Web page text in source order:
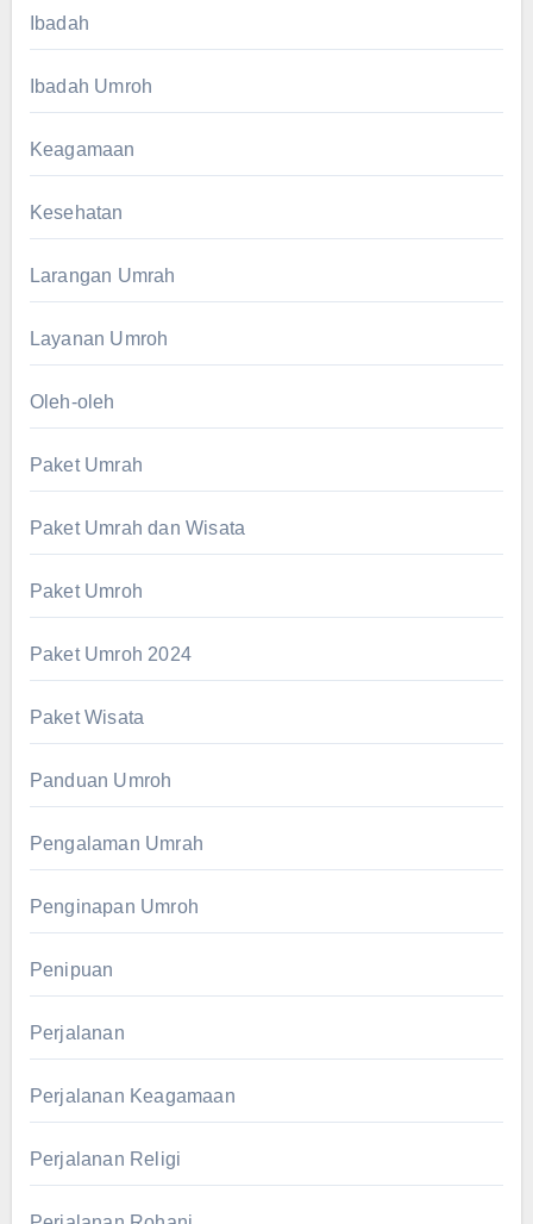
Ibadah
Ibadah Umroh
Keagamaan
Kesehatan
Larangan Umrah
Layanan Umroh
Oleh-oleh
Paket Umrah
Paket Umrah dan Wisata
Paket Umroh
Paket Umroh 2024
Paket Wisata
Panduan Umroh
Pengalaman Umrah
Penginapan Umroh
Penipuan
Perjalanan
Perjalanan Keagamaan
Perjalanan Religi